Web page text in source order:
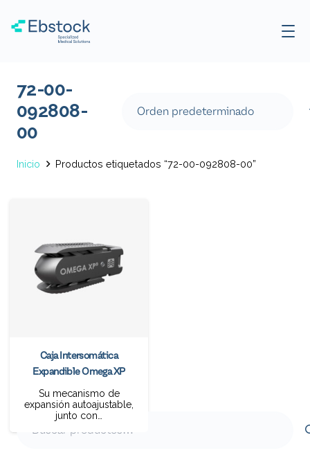
72-00-
092808-
00
Inicio Productos etiquetados “72-00-092808-00”
Caja Intersomática
Expandible Omega XP
Su mecanismo de
expansión autoajustable,
junto con…